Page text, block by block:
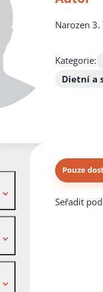
Narozen
Kategorie:
Dietní a
Pouze
Knihy
Seřadit